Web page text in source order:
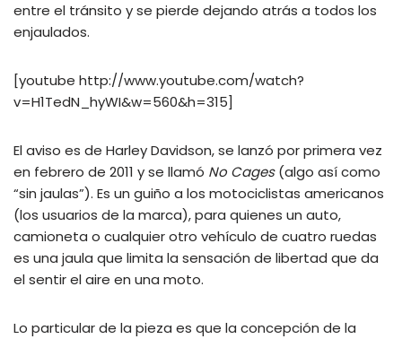
entre el tránsito y se pierde dejando atrás a todos los
enjaulados.
[youtube http://www.youtube.com/watch?
v=H1TedN_hyWI&w=560&h=315]
El aviso es de Harley Davidson, se lanzó por primera vez
en febrero de 2011 y se llamó No Cages(algo así como
“sin jaulas”). Es un guiño a los motociclistas americanos
(los usuarios de la marca), para quienes un auto,
camioneta o cualquier otro vehículo de cuatro ruedas
es una jaula que limita la sensación de libertad que da
el sentir el aire en una moto.
Lo particular de la pieza es que la concepción de la